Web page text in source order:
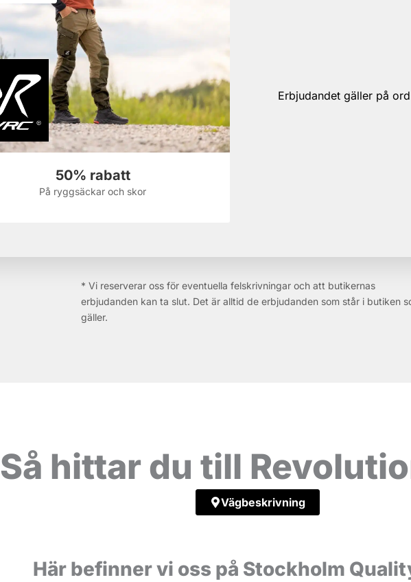
50% rabatt
På ryggsäckar och skor
Erbjudandet gäller på
* Vi reserverar oss för eventuella felskrivningar och att butikernas
erbjudanden kan ta slut. Det är alltid de erbjudanden som står i butiken
gäller.
Så hittar du till
Vägbeskrivning
Här befinner vi oss på Stockholm